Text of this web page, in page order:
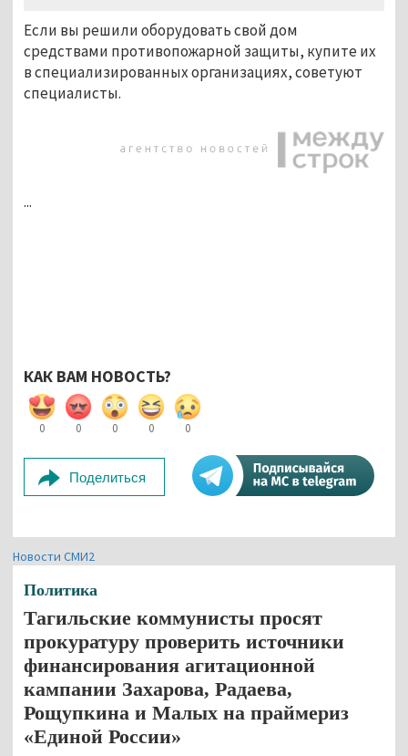
Если вы решили оборудовать свой дом
средствами противопожарной защиты, купите их
в специализированных организациях, советуют
специалисты.
...
КАК ВАМ НОВОСТЬ?
0 0 0 0 0
Поделиться
Новости СМИ2
Политика
Тагильские коммунисты просят
прокуратуру проверить источники
финансирования агитационной
кампании Захарова, Радаева,
Рощупкина и Малых на праймериз
«Единой России»